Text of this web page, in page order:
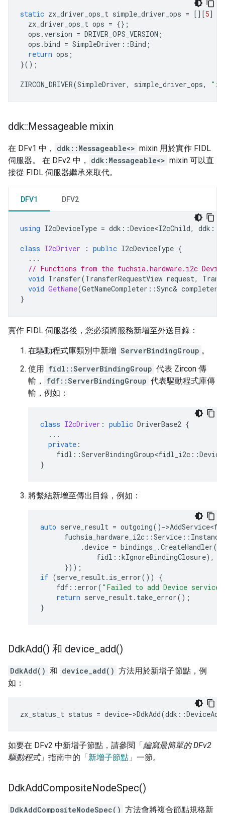
static zx_driver_ops_t simple_driver_ops = [][5]
zx_driver_ops_t ops = {};
ops .version = DRIVER_OPS_VERSION ;
ops .bind = SimpleDriver ::Bind ;
return ops ;
}();
ZIRCON_DRIVER(SimpleDriver, simple_driver_ops,
ddk::Messageable mixin
在 DFv1 中， ddk::Messageable<> mixin 用於實作 FIDL
伺服器。 在 DFv2 中，
ddk:Messageable<> mixin 可以直
接從 FIDL 伺服器繼承來取代。
DFV1 DFV2
using I2cDeviceType = ddk ::Device<I2cChild, ddk ::
class I2cDriver : public I2cDeviceType {
...
// Functions from the fuchsia.hardware.i2c
void Transfer(TransferRequestView request,
void GetName(GetNameCompleter ::Sync& completer
}
實作 FIDL 伺服器後，您必須將服務新增至外送目錄：
在驅動程式庫類別中新增 ServerBindingGroup 。
使用 fidl::ServerBindingGroup 代表 Zircon 傳
輸，
fdf::ServerBindingGroup 代表驅動程式庫傳
輸，例如：
class I2cDriver : public DriverBase2 {
...
private :
fidl ::ServerBindingGroup<fidl_i2c ::Device
}
將繫結新增至傳出目錄，例如：
auto serve_result = outgoing() ->
fuchsia_hardware_i2c ::Service ::
.device = bindings_ .CreateHandler(
fidl ::kIgnoreBindingClosure),
}));
if (serve_result. is_error())
{
fdf :: error( "Failed to add Device
return serve_result. take_error();
}
DdkAdd() 和 device_add()
DdkAdd() 和 device_add() 方法用於新增子節點，例
如：
zx_status_t status = device->DdkAdd(ddk ::
如要在 DFv2 中新增子節點，請參閱「編寫最簡單的 DFv2
驅動程式」指南中的「新增子節點 」一節。
DdkAddCompositeNodeSpec()
DdkAddCompositeNodeSpec() 方法會將複合節點規格新